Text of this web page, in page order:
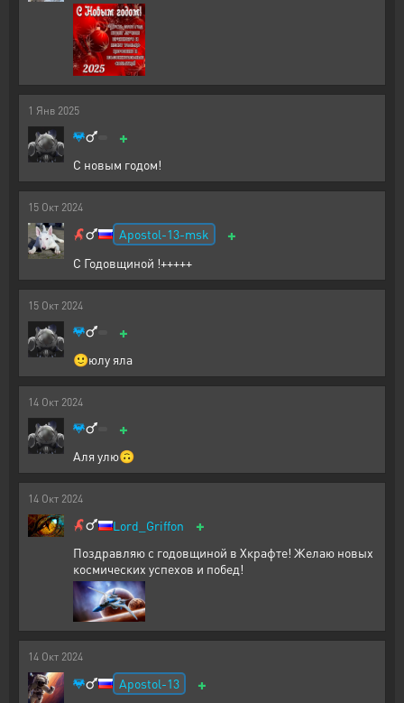
1 Янв 2025
+
С новым годом!
15 Окт 2024
Apostol-13-msk +
С Годовщиной !+++++
15 Окт 2024
+
🙂юлу яла
14 Окт 2024
+
Аля улю🙃
14 Окт 2024
Lord_Griffon +
Поздравляю с годовщиной в Хкрафте! Желаю новых
космических успехов и побед!
14 Окт 2024
Apostol-13 +